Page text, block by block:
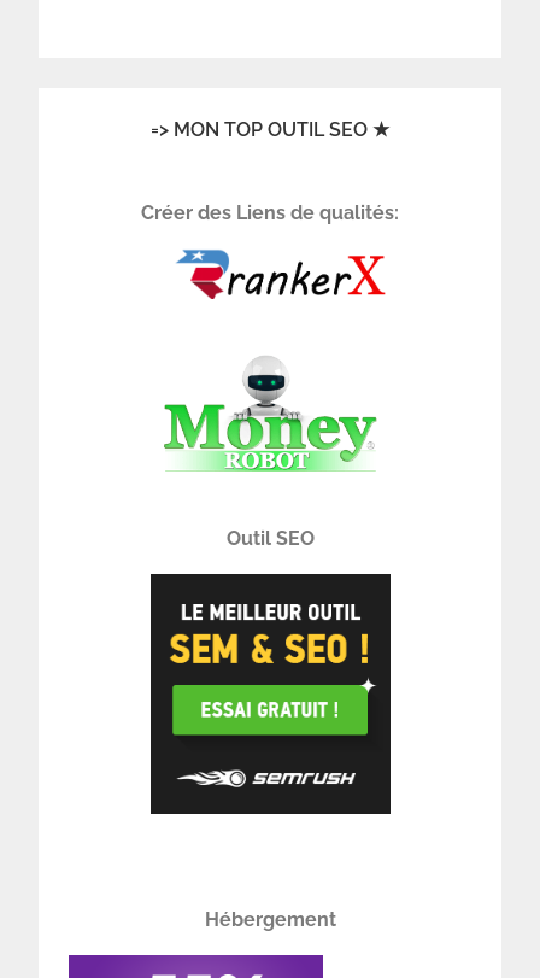
=> MON TOP OUTIL SEO ★
Créer des Liens de qualités:
Outil SEO
Hébergement